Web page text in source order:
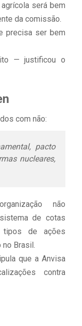
será bem
da comissão.
precisa ser bem
— justificou o
com não:
pacto
nucleares,
não
de cotas
de ações
Brasil.
que a Anvisa
contra